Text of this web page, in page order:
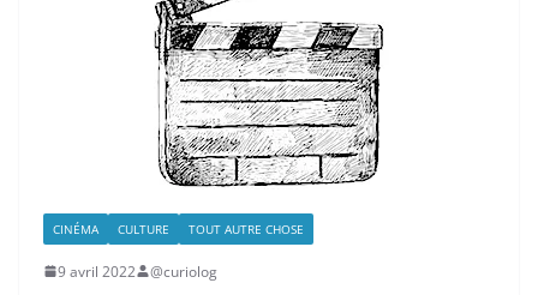
CINÉMA CULTURE TOUT AUTRE CHOSE
9 avril 2022 @curiolog